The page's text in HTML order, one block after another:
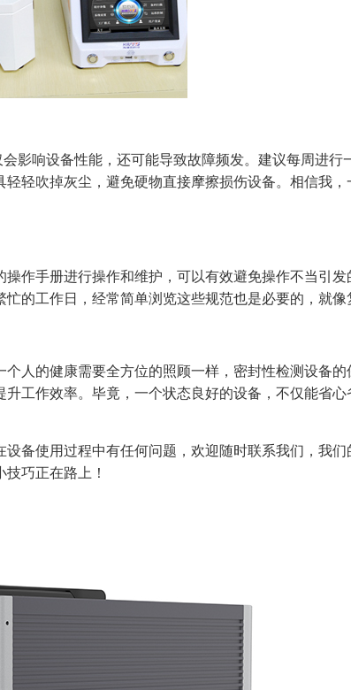
影响设备性能，还可能导致故障频发。建议每周进行
轻吹掉灰尘，避免硬物直接摩擦损伤设备。相信我
作手册进行操作和维护，可以有效避免操作不当引
的工作日，经常简单浏览这些规范也是必要的，就像
人的健康需要全方位的照顾一样，密封性检测设备
工作效率。毕竟，一个状态良好的设备，不仅能省
备使用过程中有任何问题，欢迎随时联系我们，我
巧正在路上！